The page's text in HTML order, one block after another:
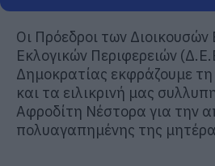
Οι Πρόεδροι των
Εκλογικών Περιφερειών
Δημοκρατίας εκφράζουμε
και τα ειλικρινή μας
Αφροδίτη Νέστορα για την
πολυαγαπημένης της